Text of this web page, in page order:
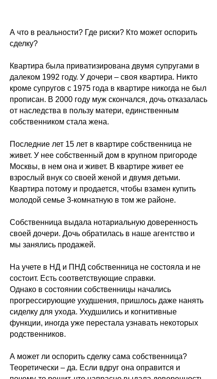
А что в реальности? Где риски? Кто может оспорить
сделку?
Квартира была приватизирована двумя супругами в
далеком 1992 году. У дочери – своя квартира. Никто
кроме супругов с 1975 года в квартире никогда не был
прописан. В 2000 году муж скончался, дочь отказалась
от наследства в пользу матери, единственным
собственником стала жена.
Последние лет 15 лет в квартире собственница не
живет. У нее собственный дом в крупном пригороде
Москвы, в нем она и живет. В квартире живет ее
взрослый внук со своей женой и двумя детьми.
Квартира потому и продается, чтобы взамен купить
молодой семье 3-комнатную в том же районе.
Собственница выдала нотариальную доверенность
своей дочери. Дочь обратилась в наше агентство и
мы занялись продажей.
На учете в НД и ПНД собственница не состояла и не
состоит. Есть соответствующие справки.
Однако в состоянии собственницы начались
прогрессирующие ухудшения, пришлось даже нанять
сиделку для ухода. Ухудшились и когнитивные
функции, иногда уже перестала узнавать некоторых
родственников.
А может ли оспорить сделку сама собственница?
Теоретически – да. Если вдруг она оправится и